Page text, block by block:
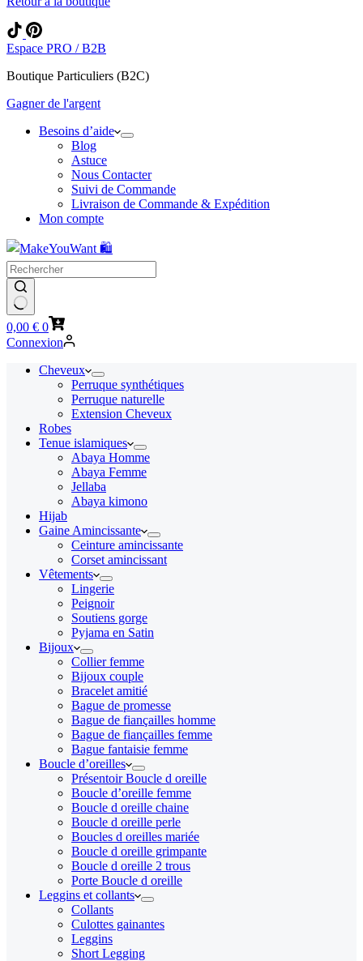
Espace PRO / B2B
Boutique Particuliers (B2C)
Gagner de l'argent
Besoins d’aide
Blog
Astuce
Nous Contacter
Suivi de Commande
Livraison de Commande & Expédition
Mon compte
Panier
d’achat
0,00 € 0
Connexion
Cheveux
Perruque synthétiques
Perruque naturelle
Extension Cheveux
Robes
Tenue islamiques
Abaya Homme
Abaya Femme
Jellaba
Abaya kimono
Hijab
Gaine Amincissante
Ceinture amincissante
Corset amincissant
Vêtements
Lingerie
Peignoir
Soutiens gorge
Pyjama en Satin
Bijoux
Collier femme
Bijoux couple
Bracelet amitié
Bague de promesse
Bague de fiançailles homme
Bague de fiançailles femme
Bague fantaisie femme
Boucle d’oreilles
Présentoir Boucle d oreille
Boucle d’oreille femme
Boucle d oreille chaine
Boucle d oreille perle
Boucles d oreilles mariée
Boucle d oreille grimpante
Boucle d oreille 2 trous
Porte Boucle d oreille
Leggins et collants
Collants
Culottes gainantes
Leggins
Short Legging